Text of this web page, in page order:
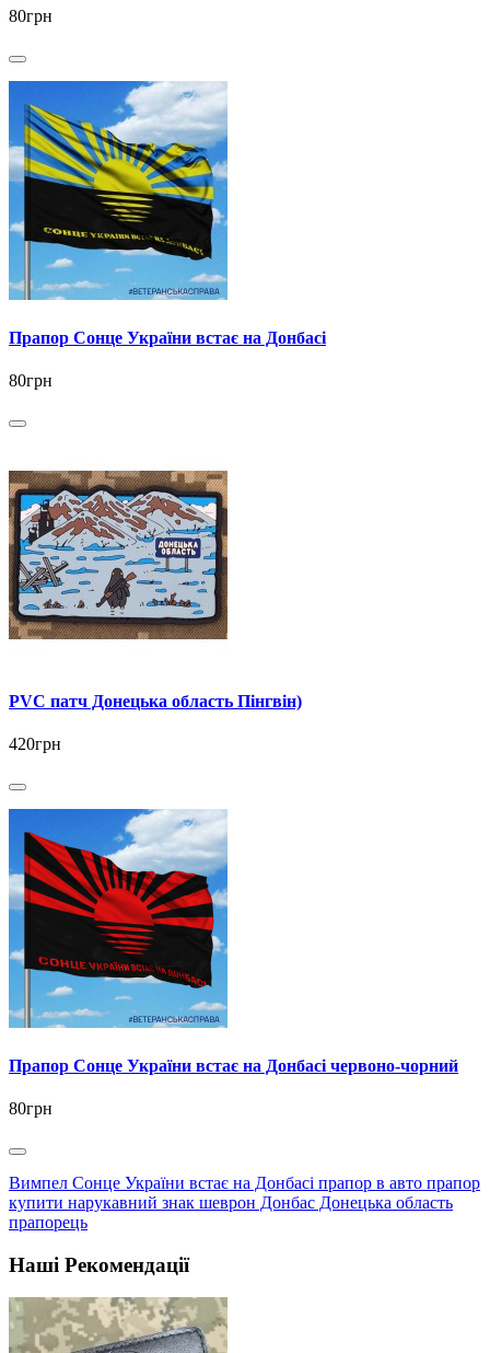
80грн
Прапор Сонце України встає на Донбасі
80грн
PVC патч Донецька область Пінгвін)
420грн
Прапор Сонце України встає на Донбасі червоно-чорний
80грн
Вимпел Сонце України встає на Донбасі прапор в авто прапор
купити нарукавний знак шеврон Донбас Донецька область
прапорець
Наші Рекомендації